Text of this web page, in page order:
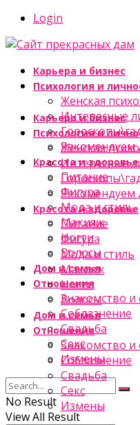
Login
Карьера и бизнес
Психология и
Женская
Интересные
Рекомендуем
Красота и здоровье
Питание
Фигура
Мода и стиль
Макияж
Ногти
Волосы
Дом и семья
Отношения
Знакомство и
Соблазнение
Свадьба
Секс
Измены
No Result
View All Result
Карьера и бизнес
Психология и
Женская
Интересные
Рекомендуем
Красота и здоровье
Питание
Фигура
Мода и стиль
Макияж
Ногти
Волосы
Дом и семья
Отношения
Знакомство и
Соблазнение
Свадьба
Секс
Измены